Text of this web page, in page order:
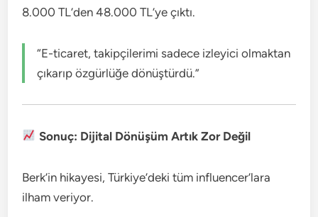
8.000 TL’den 48.000 TL’ye çıktı.
“E-ticaret, takipçilerimi sadece izleyici olmaktan
çıkarıp özgürlüğe dönüştürdü.”
Sonuç: Dijital Dönüşüm Artık Zor Değil
Berk’in hikayesi, Türkiye’deki tüm influencer’lara
ilham veriyor.